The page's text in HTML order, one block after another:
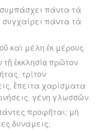
συμπάσχει πάντα τὰ
συγχαίρει πάντα τὰ
καὶ μέλη ἐκ μέρους.
τῇ ἐκκλησίᾳ πρῶτον
τρίτον
ἔπειτα χαρίσματα
γένη γλωσσῶν.
προφῆται; μὴ
δυνάμεις;